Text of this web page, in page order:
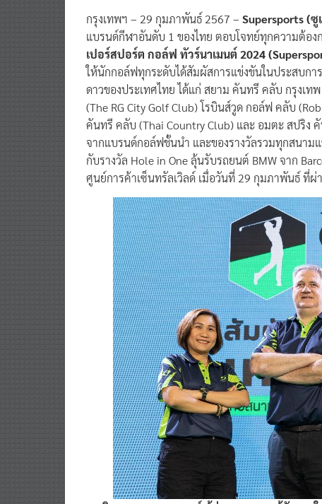
กรุงเทพฯ – 29 กุมภาพันธ์ 2567 – Supersports (ซู
แบรนด์กีฬาอันดับ 1 ของไทย ตอบโจทย์ทุกความต้อง
เปอร์สปอร์ต กอล์ฟ ทัวร์นาเมนต์ 2024
ให้นักกอล์ฟทุกระดับได้สัมผัสการแข่งขันในประสบก
ดาวของประเทศไทย ได้แก่ สยาม คันทรี คลับ กรุงเ
(The RG City Golf Club) โรบินส์วูด กอล์ฟ คลับ
คันทรี คลับ (Thai Country Club) และ อมตะ สปริง
จากแบรนด์กอล์ฟชั้นนำ และของรางวัลรวมทุกสนาม
กับรางวัล Hole in One ลุ้นรับรถยนต์ BMW จาก
ศูนย์การค้าเซ็นทรัลเวิลด์ เมื่อวันที่ 29 กุมภาพันธ์ ที่ผ่
คุณวิยะดา บูรณะภากรณ์ ผู้ช่วยกรรมการผู้จัดการ